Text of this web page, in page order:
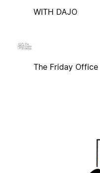
WITH DAJO
The Friday Office